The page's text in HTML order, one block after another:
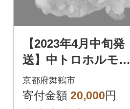
【2023年4月中旬発
送】中トロホルモン
西京味噌焼き 1.2kg
京都府舞鶴市
寄付金額 20,000円